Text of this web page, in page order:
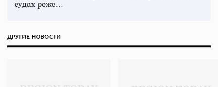
судах реже…
ДРУГИЕ НОВОСТИ